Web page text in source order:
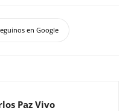
en Google
Paz Vivo